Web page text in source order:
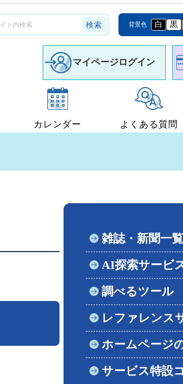
背景色 白 黒
マイページログイン
館
カレンダー よくある質問
雑誌・新聞一覧
AI探索サービ
調べるツール
レファレンス
ホームページ
サービス特設